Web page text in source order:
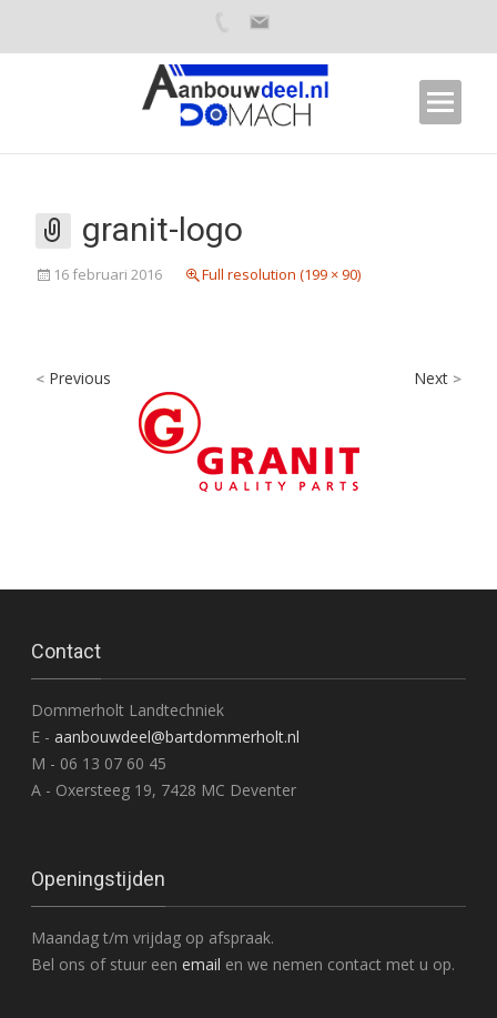
granit-logo
16 februari 2016 Full resolution (199 × 90)
< Previous Next >
Contact
Dommerholt Landtechniek
E - aanbouwdeel@bartdommerholt.nl
M - 06 13 07 60 45
A - Oxersteeg 19, 7428 MC Deventer
Openingstijden
Maandag t/m vrijdag op afspraak.
Bel ons of stuur een email en we nemen contact met u op.